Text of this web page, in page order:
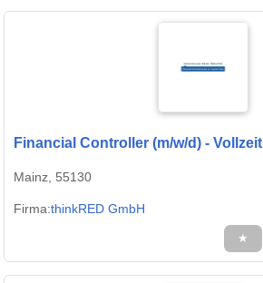
Financial Controller (m/w/d) - Vollzeit
Mainz, 55130
Firma:thinkRED GmbH
★